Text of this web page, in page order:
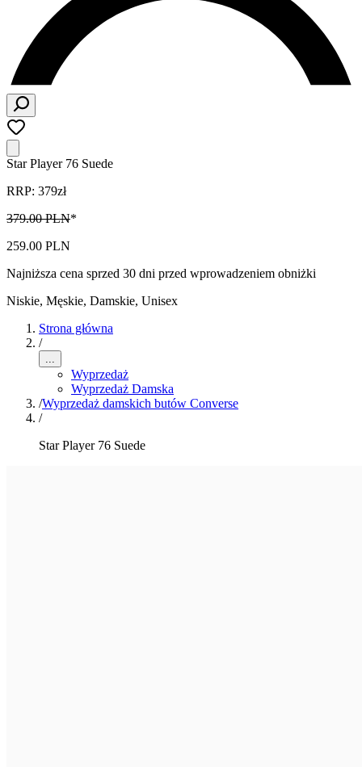
Star Player 76 Suede
RRP: 379zł
379.00 PLN*
259.00 PLN
Najniższa cena sprzed 30 dni przed wprowadzeniem obniżki
Niskie, Męskie, Damskie, Unisex
Strona główna
/
...
Wyprzedaż
Wyprzedaż Damska
/Wyprzedaż damskich butów Converse
/
Star Player 76 Suede